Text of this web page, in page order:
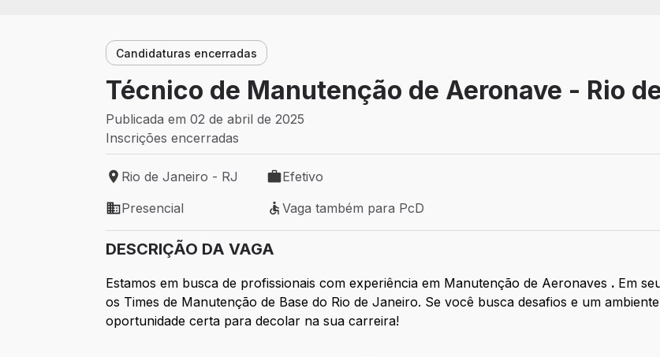
Candidaturas encerradas
Técnico de Manutenção de Aeronave - Rio
Publicada em 02 de abril de 2025
Inscrições encerradas
Local de trabalho: Rio de Janeiro - RJ
Rio de Janeiro - RJ
Tipo de vaga: Efetivo
Efetivo
Modelo de trabalho: Presencial
Presencial
Vaga também para PcD
Vaga também para PcD
DESCRIÇÃO DA VAGA
Estamos em busca de profissionais com experiência em Manutenção de Aeronaves . Em
os Times de Manutenção de Base do Rio de Janeiro. Se você busca desafios e um
oportunidade certa para decolar na sua carreira!